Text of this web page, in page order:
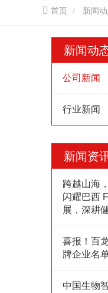
首页 新闻
新闻动
公司新闻
行业新闻
新闻资
跨越山海
闪耀巴西
展，深耕
喜报！百
牌企业名
中国生物